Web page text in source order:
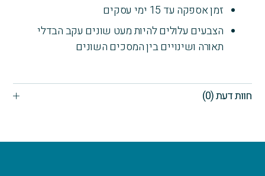
זמן אספקה עד 15 ימי עסקים
הצבעים עלולים להיות מעט שונים עקב הבדלי
תאורה ושינויים בין המסכים השונים
חוות דעת (0)